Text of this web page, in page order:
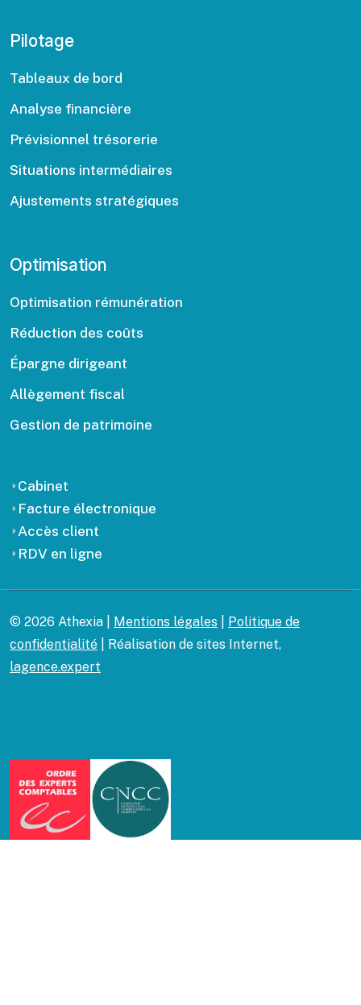
Pilotage
Tableaux de bord
Analyse financière
Prévisionnel trésorerie
Situations intermédiaires
Ajustements stratégiques
Optimisation
Optimisation rémunération
Réduction des coûts
Épargne dirigeant
Allègement fiscal
Gestion de patrimoine
Cabinet
Facture électronique
Accès client
RDV en ligne
© 2026 Athexia | Mentions légales
Politique de
confidentialité | Réalisation de sites Internet,
lagence.expert